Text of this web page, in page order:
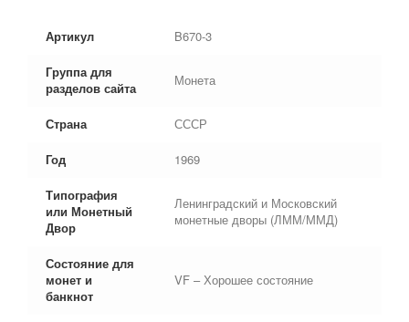
Артикул B670-3
Группа для
разделов сайта
Монета
Страна СССР
Год 1969
Типография
или Монетный
Двор
Ленинградский и Московский
монетные дворы (ЛММ/ММД)
Состояние для
монет и
банкнот
VF – Хорошее состояние